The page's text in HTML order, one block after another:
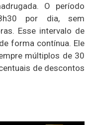
O período
por dia, sem
Esse intervalo de
forma contínua. Ele
múltiplos de 30
de descontos